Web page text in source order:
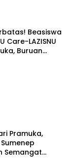
Beasiswa
Care-LAZISNU
Buruan
Pramuka,
Semangat